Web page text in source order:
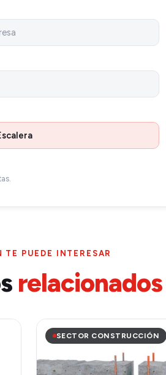
TE PUEDE INTERESAR
relacionados
SECTOR CONSTRUCCIÓN